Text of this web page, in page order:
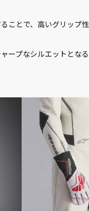
ことで、高いグリップ
ープなシルエットとな